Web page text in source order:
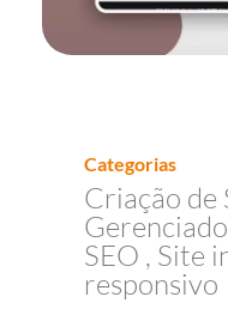
Categorias
Criação de
SEO Site
responsivo